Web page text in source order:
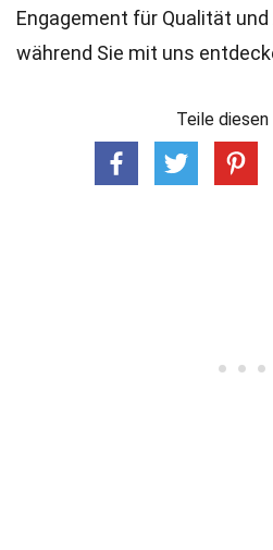
Engagement für Qualität
während Sie mit uns
Teile diesen